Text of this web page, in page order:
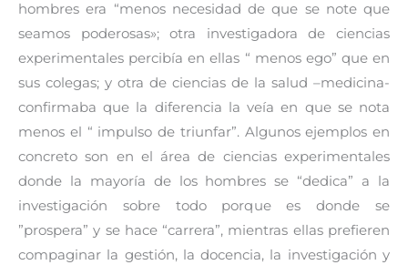
hombres era “menos necesidad de que se note que
seamos poderosas»; otra investigadora de ciencias
experimentales percibía en ellas “ menos ego” que en
sus colegas; y otra de ciencias de la salud –medicina-
confirmaba que la diferencia la veía en que se nota
menos el “ impulso de triunfar”. Algunos ejemplos en
concreto son en el área de ciencias experimentales
donde la mayoría de los hombres se “dedica” a la
investigación sobre todo porque es donde se
”prospera” y se hace “carrera”, mientras ellas prefieren
compaginar la gestión, la docencia, la investigación y